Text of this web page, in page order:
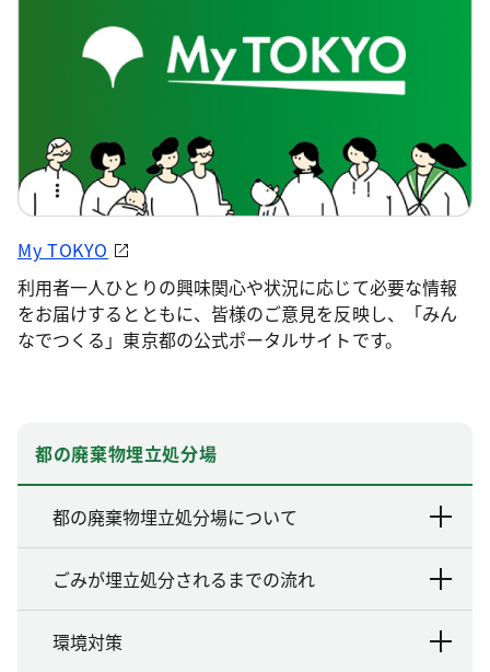
My TOKYO
利用者一人ひとりの興味関心や状況に応じて必要な情報
をお届けするとともに、皆様のご意見を反映し、「みん
なでつくる」東京都の公式ポータルサイトです。
都の廃棄物埋立処分場
都の廃棄物埋立処分場について
ごみが埋立処分されるまでの流れ
環境対策